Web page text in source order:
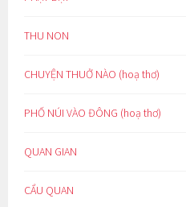
THU NON
CHUYỆN THUỞ NÀO (hoạ thơ)
PHỐ NÚI VÀO ĐÔNG (hoạ thơ)
QUAN GIAN
CẨU QUAN